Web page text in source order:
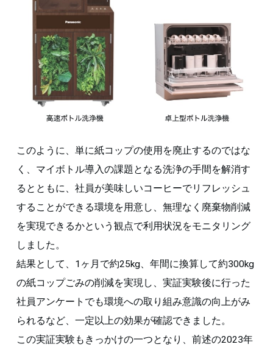
このように、単に紙コップの使用を廃止するのではな
く、マイボトル導入の課題となる洗浄の手間を解消す
るとともに、社員が美味しいコーヒーでリフレッシュ
することができる環境を用意し、無理なく廃棄物削減
を実現できるかという観点で利用状況をモニタリング
しました。
結果として、1ヶ月で約25kg、年間に換算して約300kg
の紙コップごみの削減を実現し、実証実験後に行った
社員アンケートでも環境への取り組み意識の向上がみ
られるなど、一定以上の効果が確認できました。
この実証実験もきっかけの一つとなり、前述の2023年